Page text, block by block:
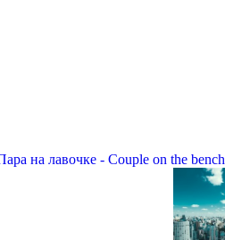
на лавочке - Couple on the bench